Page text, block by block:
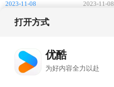
2023-11-08 2023-11-08
打开方式
优酷
为好内容全力以赴